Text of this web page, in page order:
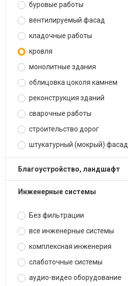
буровые работы
вентилируемый фасад
кладочные работы
кровля
монолитные здания
облицовка цоколя камнем
реконструкция зданий
сварочные работы
строительство дорог
штукатурный (мокрый) фасад
благоустройство, ландшафт
инженерные системы
Без фильтрации
все инженерные системы
комплексная инженерия
слаботочные системы
аудио-видео оборудование